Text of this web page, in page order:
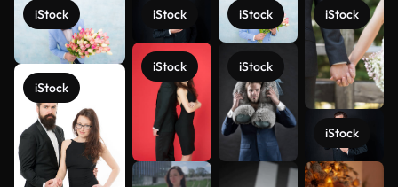
iStock
iStock
iStock
iStock
iStock
iStock
iStock
iStock
Meer